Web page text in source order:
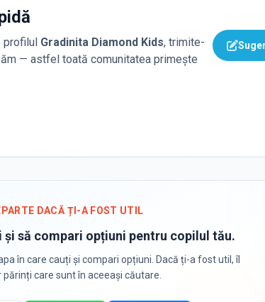
Gradinita Diamond Kids, trimite-
— astfel toată comunitatea primește
DACĂ ȚI-A FOST UTIL
și să compari opțiuni pentru copilul tău.
în care cauți și compari opțiuni. Dacă ți-a fost util, îl
care sunt în aceeași căutare.